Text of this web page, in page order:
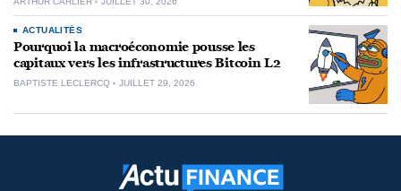
ACTUALITÉS
Pourquoi la macroéconomie pousse les
capitaux vers les infrastructures Bitcoin L2
BAPTISTE LECLERCQ JUILLET 29, 2026